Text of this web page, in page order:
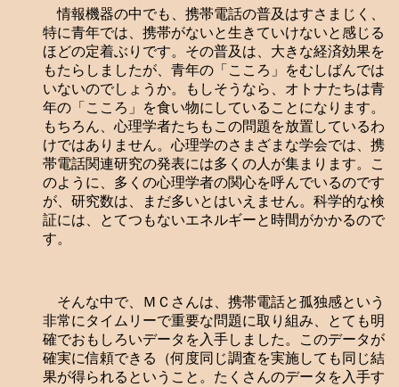
情報機器の中でも、携帯電話の普及はすさまじく、
特に青年では、携帯がないと生きていけないと感じる
ほどの定着ぶりです。その普及は、大きな経済効果を
もたらしましたが、青年の「こころ」をむしばんでは
いないのでしょうか。もしそうなら、オトナたちは青
年の「こころ」を食い物にしていることになります。
もちろん、心理学者たちもこの問題を放置しているわ
けではありません。心理学のさまざまな学会では、携
帯電話関連研究の発表には多くの人が集まります。こ
のように、多くの心理学者の関心を呼んでいるのです
が、研究数は、まだ多いとはいえません。科学的な検
証には、とてつもないエネルギーと時間がかかるので
す。
そんな中で、ＭＣさんは、携帯電話と孤独感という
非常にタイムリーで重要な問題に取り組み、とても明
確でおもしろいデータを入手しました。このデータが
確実に信頼できる（何度同じ調査を実施しても同じ結
果が得られるということ。たくさんのデータを入手す